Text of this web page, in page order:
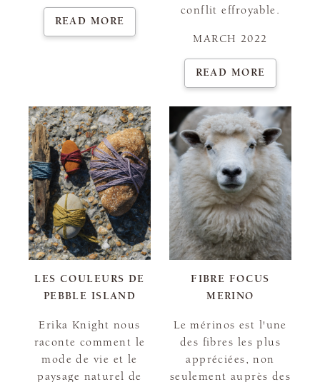
READ MORE
conflit effroyable.
MARCH 2022
READ MORE
LES COULEURS DE
PEBBLE ISLAND
Erika Knight nous
raconte comment le
mode de vie et le
paysage naturel de
FIBRE FOCUS
MERINO
Le mérinos est l'une
des fibres les plus
appréciées, non
seulement auprès des